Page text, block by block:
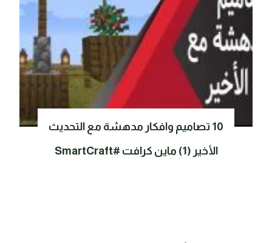
10 تصاميم وافكار مدهشة مع التحديث
الأخير (1) ماين كرافت #SmartCraft